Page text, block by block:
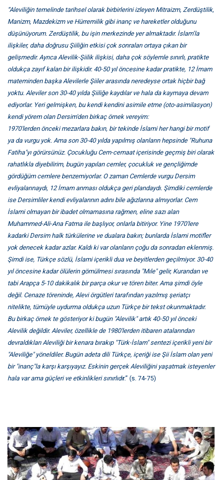
“Aleviliğin temelinde tarihsel olarak birbirlerini izleyen Mitraizm, Zerdüştilik,
Manizm, Mazdekizm ve Hürremilik gibi inanç ve hareketler olduğunu
düşünüyorum. Zerdüştilik, bu işin merkezinde yer almaktadır. İslam’la
ilişkiler, daha doğrusu Şiiliğin etkisi çok sonraları ortaya çıkan bir
gelişmedir. Ayrıca Alevilik-Şiilik ilişkisi, daha çok söylemle sınırlı, pratikte
oldukça zayıf kalan bir ilişkidir. 40-50 yıl öncesine kadar pratikte, 12 İmam
mateminden başka Alevilerle Şiiler arasında neredeyse ortak hiçbir bağ
yoktu. Aleviler son 30-40 yılda Şiiliğe kaydılar ve hala da kaymaya devam
ediyorlar. Yeri gelmişken, bu kendi kendini asimile etme (oto-asimilasyon)
kendi yörem olan Dersim'den birkaç örnek vereyim:
1970'lerden önceki mezarlara bakın, bir tekinde İslami her hangi bir motif
ya da vurgu yok. Ama son 30-40 yılda yapılmış olanların hepsinde "Ruhuna
Fatiha"yı görürsünüz. Çocukluğu Cem-cemaat içerisinde geçmiş biri olarak
rahatlıkla diyebilirim, bugün yapılan cemler, çocukluk ve gençliğimde
gördüğüm cemlere benzemiyorlar. O zaman Cemlerde vurgu Dersim
evliyalarınaydı, 12 İmam anması oldukça geri plandaydı. Şimdiki cemlerde
ise Dersimliler kendi evliyalarının adını bile ağızlarına almıyorlar. Cem
İslami olmayan bir ibadet olmamasına rağmen, eline sazı alan
Muhammed-Ali-Ana Fatma ile başlıyor, onlarla bitiriyor. Yine 1970'lere
kadarki Dersim halk türkülerine ve dualara bakın; bunlarda İslami motifler
yok denecek kadar azlar. Kaldı ki var olanların çoğu da sonradan eklenmiş.
Şimdi ise, Türkçe sözlü, İslami içerikli dua ve beyitlerden geçilmiyor. 30-40
yıl öncesine kadar ölülerin gömülmesi sırasında "Mıle" gelir, Kurandan ve
tabi Arapça 5-10 dakikalık bir parça okur ve tören biter. Ama şimdi öyle
değil. Cenaze töreninde, Alevi örgütleri tarafından yazılmış şeriatçı
nitelikte, tümüyle uydurma oldukça uzun Türkçe bir tekst okunmaktadır.
Bu birkaç örnek te gösteriyor ki bugün "Alevilik" artık 40-50 yıl önceki
Alevilik değildir. Aleviler, özellikle de 1980'lerden itibaren atalarından
devraldıkları Aleviliği bir kenara bırakıp "Türk-İslam" sentezi içerikli yeni bir
"Aleviliğe" yöneldiler. Bugün adeta dili Türkçe, içeriği ise Şii İslam olan yeni
bir "inanç"la karşı karşıyayız. Eskinin gerçek Aleviliğini yaşatmak isteyenler
hala var ama güçleri ve etkinlikleri sınırlıdır.” (s. 74-75)